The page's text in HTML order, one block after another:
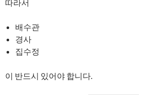
따라서
배수관
경사
집수정
이 반드시 있어야 합니다.